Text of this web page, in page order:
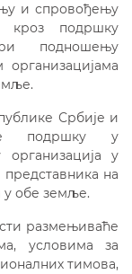
и спровођењу
кроз подршку
подношењу
организацијама
Србије и
подршку у
организација у
на
у обе земље.
размењиваће
условима за
тимова,